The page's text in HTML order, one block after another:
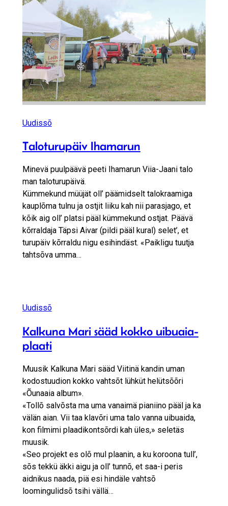
Uudissõ
Taloturupäiv Ihamarun
Minevä puulpäävä peeti Ihamarun Viia-Jaani talo
man taloturupäivä.
Kümmekund müüjät oll’ päämidselt talokraamiga
kauplõma tulnu ja ostjit liiku kah nii parasjago, et
kõik aig oll’ platsi pääl kümmekund ostjat. Päävä
kõrraldaja Täpsi Aivar (pildi pääl kural) selet’, et
turupäiv kõrraldu nigu esihindäst. «Paikligu tuutja
tahtsõva umma…
Uudissõ
Kalkuna Mari sääd kokko uibuaia-
plaati
Muusik Kalkuna Mari sääd Viitinä kandin uman
kodostuudion kokko vahtsõt lühküt helütsõõri
«Õunaaia album».
«Tollõ salvõsta ma uma vanaimä pianiino pääl ja ka
välän aian. Vii taa klavõri uma talo vanna uibuaida,
kon filmimi plaadikontsõrdi kah üles,» seletäs
muusik.
«Seo projekt es olõ mul plaanin, a ku koroona tull’,
sõs tekkü äkki aigu ja oll’ tunnõ, et saa-i peris
aidnikus naada, piä esi hindäle vahtsõ
loomingulidsõ tsihi vällä…